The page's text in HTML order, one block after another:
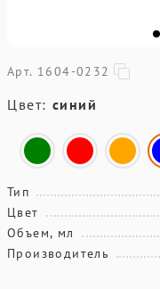
Арт. 1604-0232
Цвет: синий
Тип
Цвет
Объем, мл
Производитель